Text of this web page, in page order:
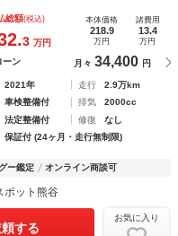
パワーシート フロン
ルコン エックスモー
総額(税込)
3 万円
本体価格
218.9
万円
諸費用
13.4
万円
ーン 月々 34,400 円
2021年 走行
2.9万km
車検整備付 排気
2000cc
法定整備付 修復
なし
保証付 (24ヶ月・走行無制限)
グー鑑定 オンライン商談可
ット熊谷
する
お気に入り